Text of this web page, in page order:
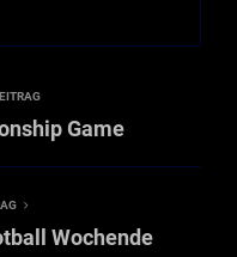
Game
Wochende